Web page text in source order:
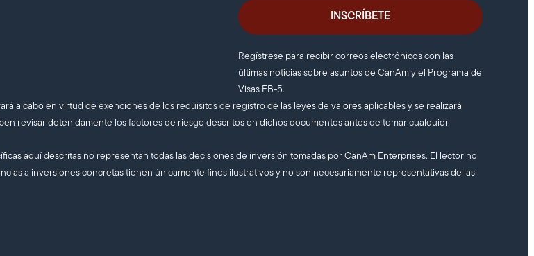
Regístrese para recibir correos electrónicos con las
últimas noticias sobre asuntos de CanAm y el Programa de
Visas EB-5.
a cabo en virtud de exenciones de los requisitos de registro de las leyes de valores aplicables y se realizará
revisar detenidamente los factores de riesgo descritos en dichos documentos antes de tomar cualquier
aquí descritas no representan todas las decisiones de inversión tomadas por CanAm Enterprises. El lector no
a inversiones concretas tienen únicamente fines ilustrativos y no son necesariamente representativas de las